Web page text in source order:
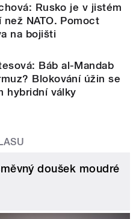
Rusko je v jistém
NATO. Pomoct
na bojišti
Báb al-Mandab
Blokování úžin se
hybridní války
doušek moudré